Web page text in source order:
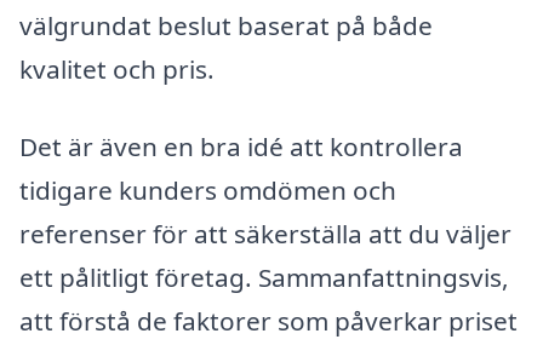
välgrundat beslut baserat på både
kvalitet och pris.
Det är även en bra idé att kontrollera
tidigare kunders omdömen och
referenser för att säkerställa att du väljer
ett pålitligt företag. Sammanfattningsvis,
att förstå de faktorer som påverkar priset